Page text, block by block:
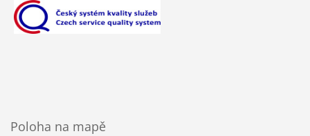
Poloha na mapě